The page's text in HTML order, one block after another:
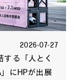
2026-07-27
る「人とく
にHPが出展